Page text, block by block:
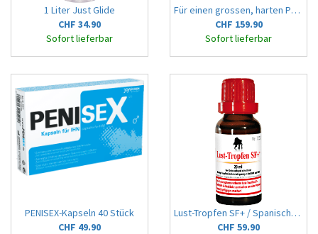
1 Liter Just Glide
CHF 34.90
Sofort lieferbar
Für einen grossen, harten Penis!
CHF 159.90
Sofort lieferbar
PENISEX-Kapseln 40 Stück
CHF 49.90
Lust-Tropfen SF+ / Spanische Tropfen
CHF 59.90